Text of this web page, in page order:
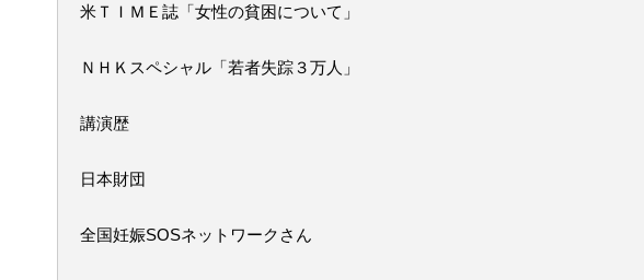
米ＴＩＭＥ誌「女性の貧困について」
ＮＨＫスペシャル「若者失踪３万人」
講演歴
日本財団
全国妊娠SOSネットワークさん